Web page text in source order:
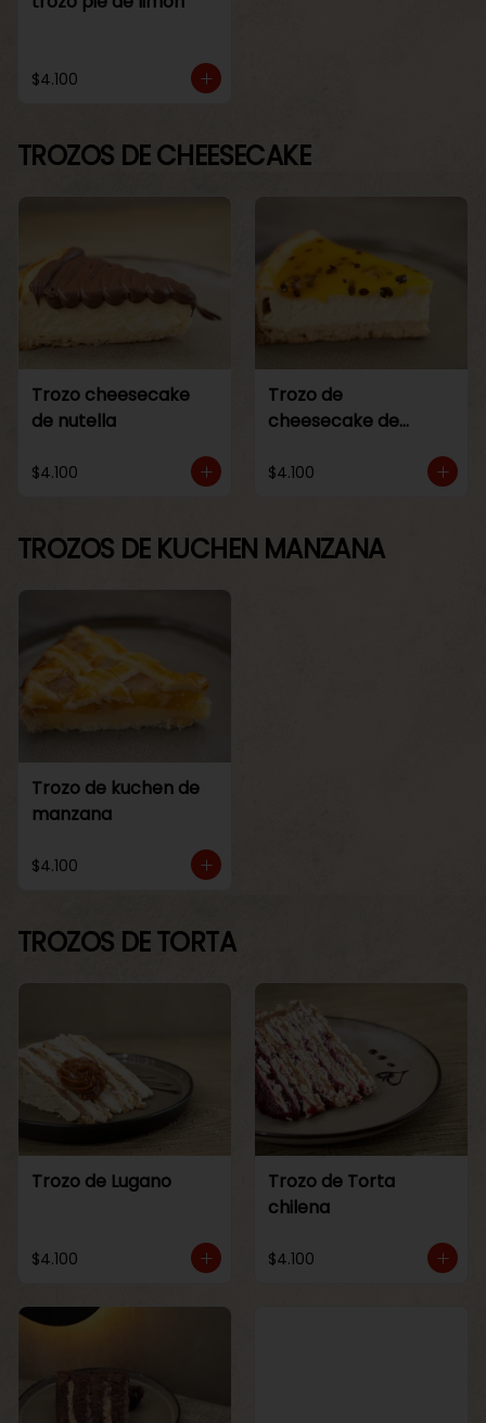
$4.100
TROZOS DE CHEESECAKE
Trozo cheesecake
de nutella
$4.100
Trozo de
cheesecake de
$4.100
TROZOS DE KUCHEN MANZANA
Trozo de kuchen de
manzana
$4.100
TROZOS DE TORTA
Trozo de Lugano
$4.100
Trozo de Torta
chilena
$4.100